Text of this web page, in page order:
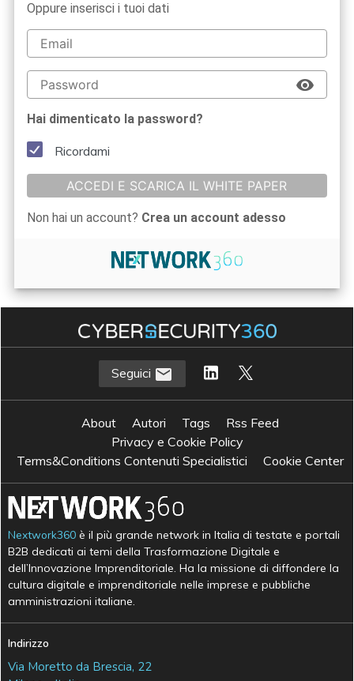
Oppure inserisci i tuoi dati
Hai dimenticato la password?
Ricordami
ACCEDI E SCARICA IL WHITE PAPER
Non hai un account? Crea un account adesso
Seguici
About Autori Tags
Rss Feed
Privacy e Cookie Policy
Terms&Conditions Contenuti Specialistici
Cookie Center
Nextwork360 è il più grande network in Italia di testate e portali
B2B dedicati ai temi della Trasformazione Digitale e
dell’Innovazione Imprenditoriale. Ha la missione di diffondere la
cultura digitale e imprenditoriale nelle imprese e pubbliche
amministrazioni italiane.
Indirizzo
Via Moretto da Brescia, 22